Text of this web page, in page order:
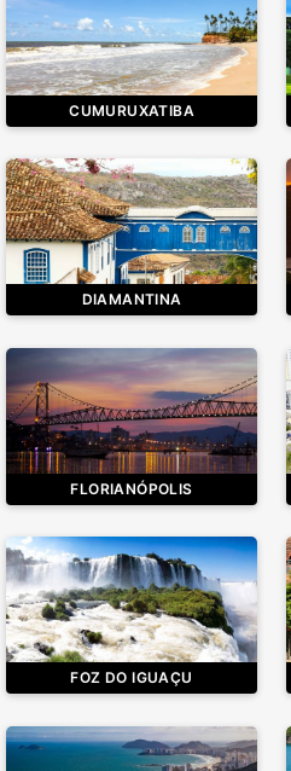
CUMURUXATIBA
DIAMANTINA
FLORIANÓPOLIS
FOZ DO IGUAÇU